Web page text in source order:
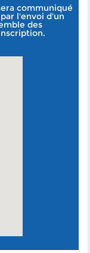
communiqué
l'envoi d'un
des